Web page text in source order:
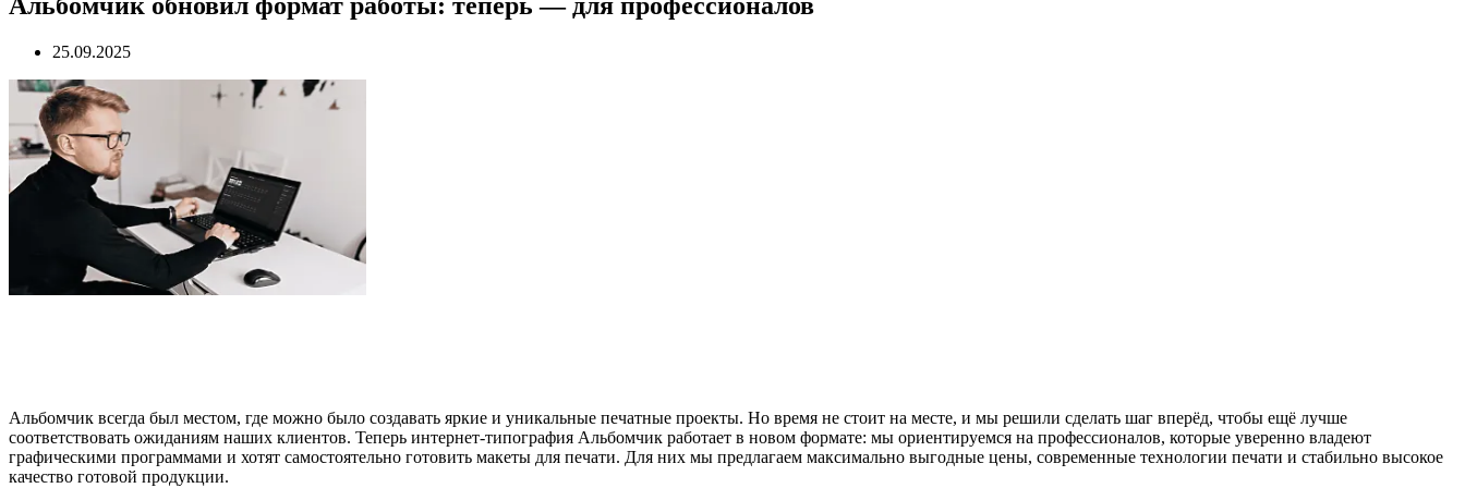
25.09.2025
Альбомчик всегда был местом, где можно было создавать яркие и уникальные печатные проекты. Но время не стоит на месте, и мы решили сделать шаг вперёд, чтобы ещё лучше
соответствовать ожиданиям наших клиентов. Теперь интернет-типография Альбомчик работает в новом формате: мы ориентируемся на профессионалов, которые уверенно владеют
графическими программами и хотят самостоятельно готовить макеты для печати. Для них мы предлагаем максимально выгодные цены, современные технологии печати и стабильно высокое
качество готовой продукции.